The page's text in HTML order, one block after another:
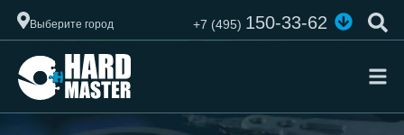
Выберите город +7 (495)150-33-62